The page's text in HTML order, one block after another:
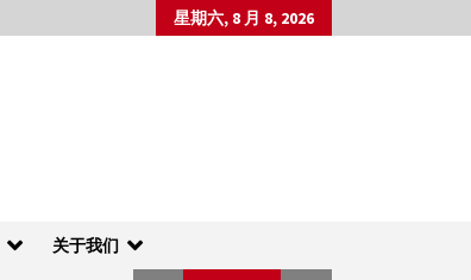
星期六, 8 月 8, 2026
关于我们